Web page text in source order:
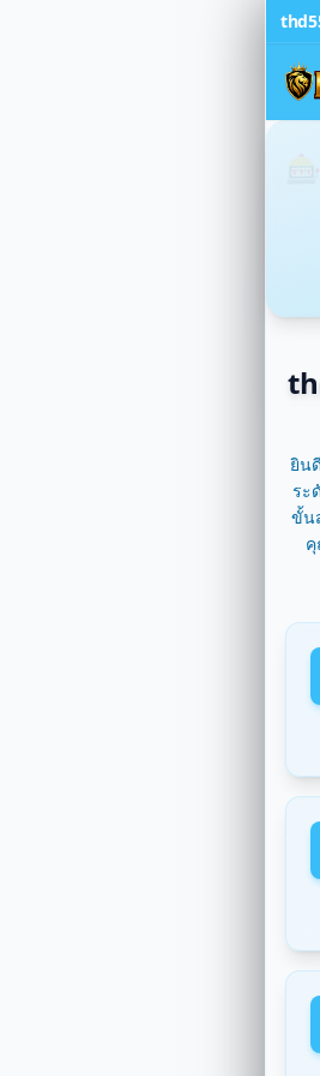
29/
29/
29/
29/
29/
29/
29/
29/
29/
29/
29/
29/
29/
29/
29/
29/
29/
29/
29/
29/
29/
29/
29/
29/
29/
29/
29/
29/
29/
29/
29/
29/
ยิน
ระ
ขั้น